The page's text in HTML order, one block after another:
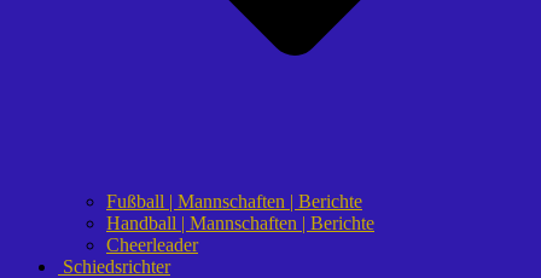
Fußball | Mannschaften | Berichte
Handball | Mannschaften | Berichte
Cheerleader
Schiedsrichter